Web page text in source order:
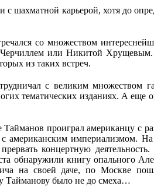
шахматной карьерой, хотя до
со множеством
или Никитой
из таких встреч.
с великим множеством
тематических изданиях. А еще
проиграл американцу с
империализмом.
концертную
обнаружили книгу опального
на своей даче, по Москве
Тайманову было не до смеха…